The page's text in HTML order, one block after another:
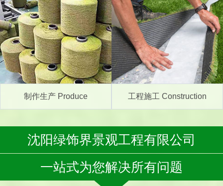
制作生产 Produce 工程施工 Construction
沈阳绿饰界景观工程有限公司
一站式为您解决所有问题